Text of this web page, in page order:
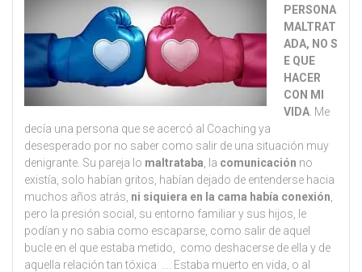
PERSONA
MALTRAT
ADA, NO S
E QUE
HACER
CON MI
VIDA . Me
decía una persona que se acercó al Coaching ya
desesperado por no saber como salir de una situación muy
denigrante. Su pareja lo maltrataba , la comunicación no
existía, solo habían gritos, habían dejado de entenderse hacia
muchos años atrás, ni siquiera en la cama había conexión
pero la presión social, su entorno familiar y sus hijos, le
podían y no sabia como escaparse, como salir de aquel
bucle en el que estaba metido, como deshacerse de ella y de
aquella relación tan tóxica …. Estaba muerto en vida, o al